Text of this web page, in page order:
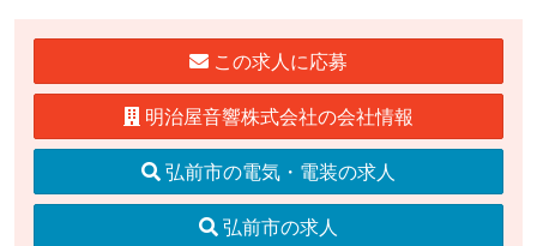
この求人に応募
明治屋音響株式会社の会社情報
弘前市の電気・電装の求人
弘前市の求人